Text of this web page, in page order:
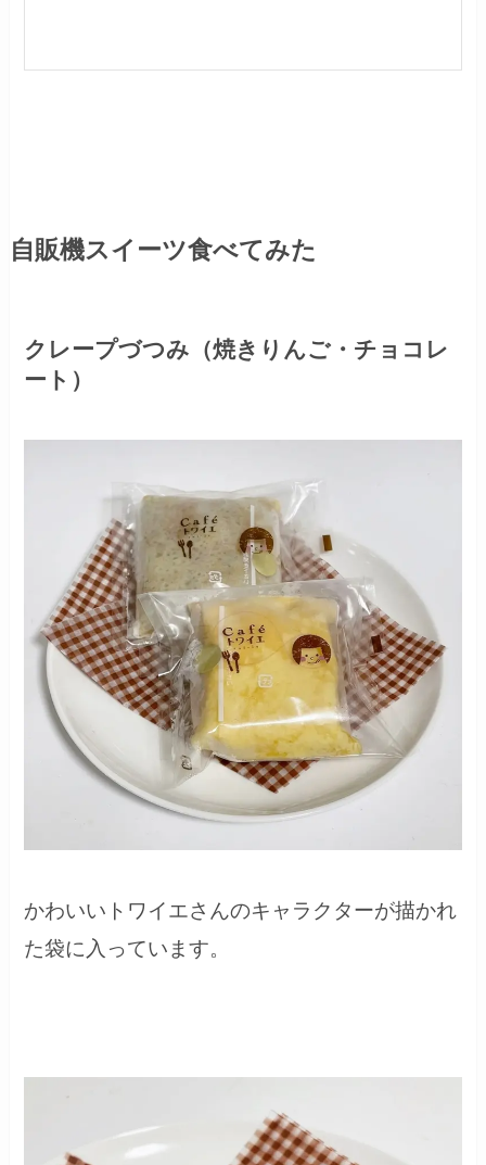
自販機スイーツ食べてみた
クレープづつみ（焼きりんご・チョコレ
ート）
かわいいトワイエさんのキャラクターが描かれ
た袋に入っています。